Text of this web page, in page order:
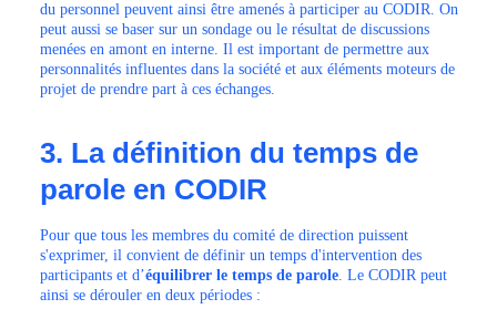
du personnel peuvent ainsi être amenés à participer au CODIR. On
peut aussi se baser sur un sondage ou le résultat de discussions
menées en amont en interne. Il est important de permettre aux
personnalités influentes dans la société et aux éléments moteurs de
projet de prendre part à ces échanges.
3. La définition du temps de
parole en CODIR
Pour que tous les membres du comité de direction puissent
s'exprimer, il convient de définir un temps d'intervention des
participants et d’équilibrer le temps de parole. Le CODIR peut
ainsi se dérouler en deux périodes :